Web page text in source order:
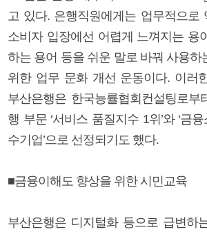
고 있다. 은행직원에게는 업무적으로
소비자 입장에선 어렵게 느껴지는 용
하는 용어 등을 쉬운 말로 바꿔 사용하
위한 업무 문화 개선 운동이다. 이러
부산은행은 한국능률협회컨설팅로부
행 부문 ‘서비스 품질지수 1위’와 ‘금
수기업’으로 선정되기도 했다.
■금융이해도 향상을 위한 시민교육
부산은행은 디지털화 등으로 급변하